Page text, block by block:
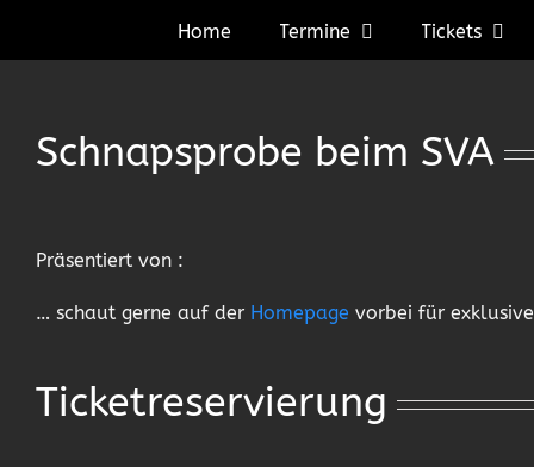
Home Termine Tickets
Schnapsprobe beim SVA
Präsentiert von :
… schaut gerne auf der Homepage vorbei für
Ticketreservierung